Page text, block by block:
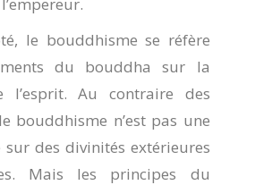
le bouddhisme se réfère
du bouddha sur la
l’esprit. Au contraire des
bouddhisme n’est pas une
sur des divinités extérieures
Mais les principes du